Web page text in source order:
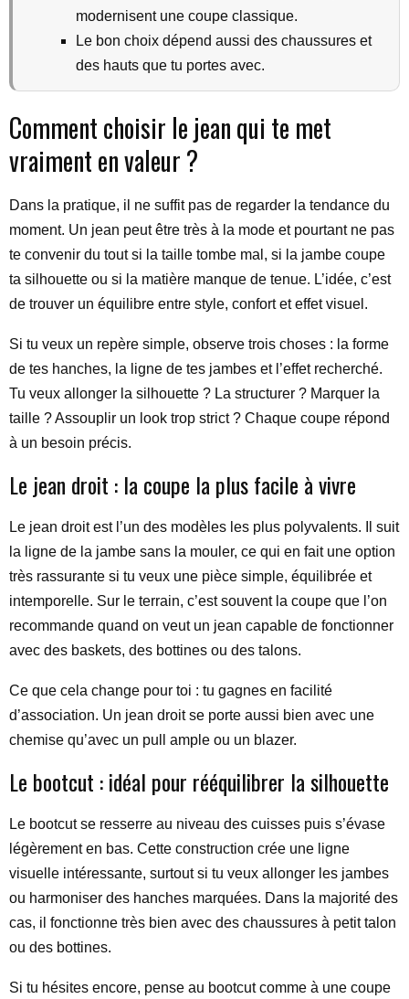
modernisent une coupe classique.
Le bon choix dépend aussi des chaussures et
des hauts que tu portes avec.
Comment choisir le jean qui te met
vraiment en valeur ?
Dans la pratique, il ne suffit pas de regarder la tendance du
moment. Un jean peut être très à la mode et pourtant ne pas
te convenir du tout si la taille tombe mal, si la jambe coupe
ta silhouette ou si la matière manque de tenue. L’idée, c’est
de trouver un équilibre entre style, confort et effet visuel.
Si tu veux un repère simple, observe trois choses : la forme
de tes hanches, la ligne de tes jambes et l’effet recherché.
Tu veux allonger la silhouette ? La structurer ? Marquer la
taille ? Assouplir un look trop strict ? Chaque coupe répond
à un besoin précis.
Le jean droit : la coupe la plus facile à vivre
Le jean droit est l’un des modèles les plus polyvalents. Il suit
la ligne de la jambe sans la mouler, ce qui en fait une option
très rassurante si tu veux une pièce simple, équilibrée et
intemporelle. Sur le terrain, c’est souvent la coupe que l’on
recommande quand on veut un jean capable de fonctionner
avec des baskets, des bottines ou des talons.
Ce que cela change pour toi : tu gagnes en facilité
d’association. Un jean droit se porte aussi bien avec une
chemise qu’avec un pull ample ou un blazer.
Le bootcut : idéal pour rééquilibrer la silhouette
Le bootcut se resserre au niveau des cuisses puis s’évase
légèrement en bas. Cette construction crée une ligne
visuelle intéressante, surtout si tu veux allonger les jambes
ou harmoniser des hanches marquées. Dans la majorité des
cas, il fonctionne très bien avec des chaussures à petit talon
ou des bottines.
Si tu hésites encore, pense au bootcut comme à une coupe